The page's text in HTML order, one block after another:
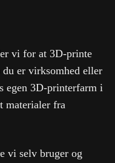
vi for at 3D-printe
er virksomhed eller
egen 3D-printerfarm i
materialer fra
vi selv bruger og